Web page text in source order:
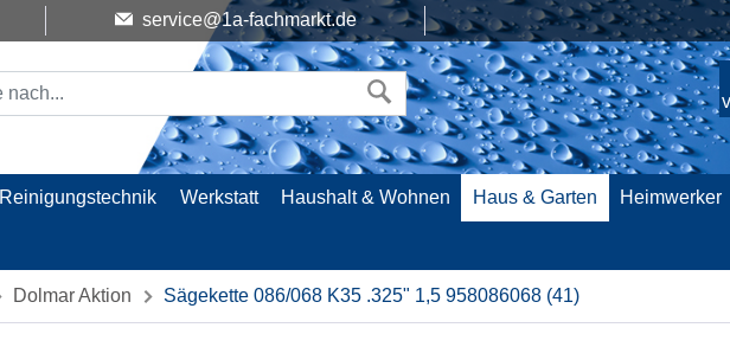
service@1a-fachmarkt.de
Reinigungstechnik Werkstatt Haushalt & Wohnen Haus & Garten Heimwerker
Dolmar Aktion Sägekette 086/068 K35 .325" 1,5 958086068 (41)